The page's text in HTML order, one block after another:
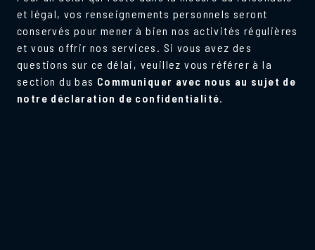
et légal, vos renseignements personnels seront
conservés pour mener à bien nos activités régulières
et vous offrir nos services. Si vous avez des
questions sur ce délai, veuillez vous référer à la
section du bas Communiquer avec nous au sujet de
notre déclaration de confidentialité.